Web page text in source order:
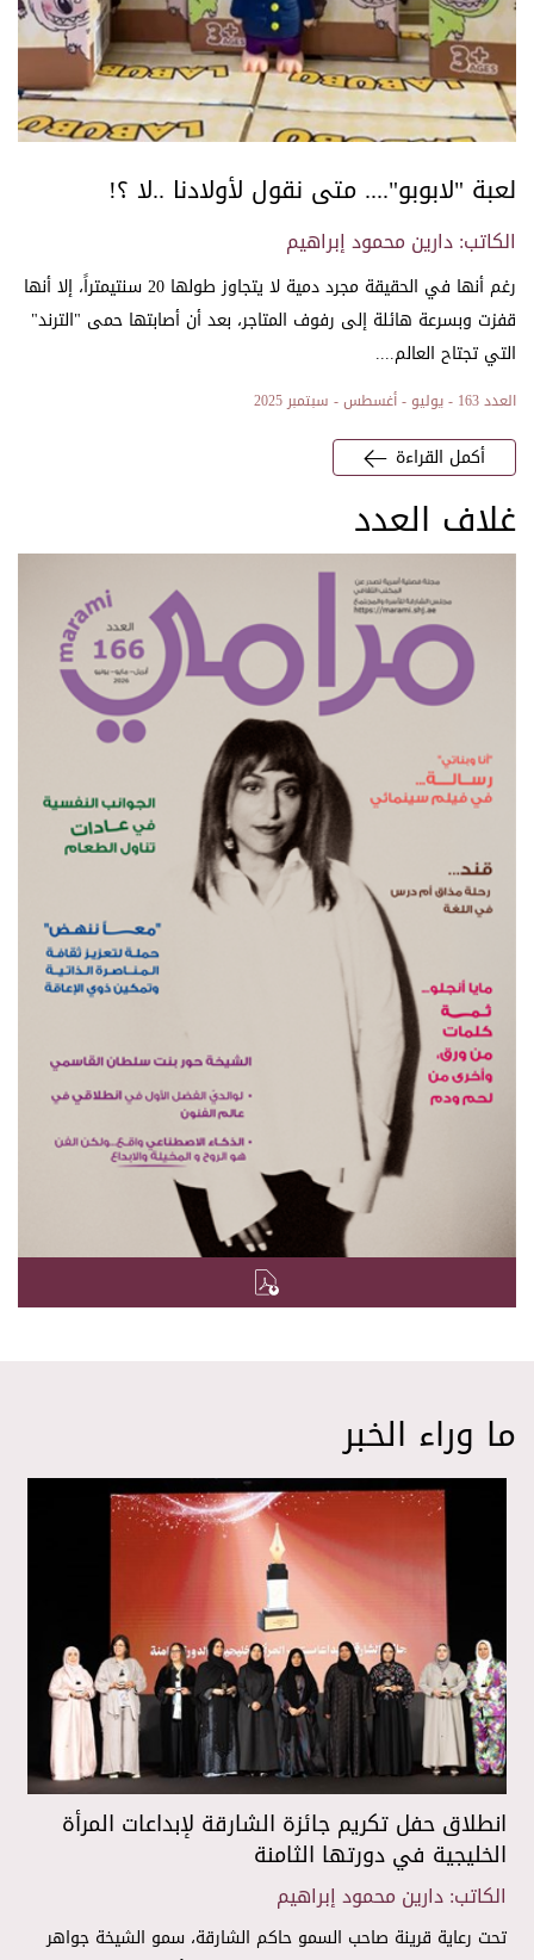
لعبة "لابوبو".... متى نقول لأولادنا ..لا ؟!
الكاتب: دارين محمود إبراهيم
رغم أنها في الحقيقة مجرد دمية لا يتجاوز طولها 20 سنتيمتراً، إلا أنها
قفزت وبسرعة هائلة إلى رفوف المتاجر، بعد أن أصابتها حمى "الترند"
التي تجتاح العالم....
العدد 163 - يوليو - أغسطس - سبتمبر 2025
أكمل القراءة
غلاف العدد
ما وراء الخبر
انطلاق حفل تكريم جائزة الشارقة لإبداعات المرأة
الخليجية في دورتها الثامنة
الكاتب: دارين محمود إبراهيم
تحت رعاية قرينة صاحب السمو حاكم الشارقة، سمو الشيخة جواهر